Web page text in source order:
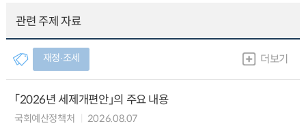
관련 주제 자료
재정∙조세 더보기
「2026년 세제개편안」의 주요 내용
국회예산정책처 2026.08.07